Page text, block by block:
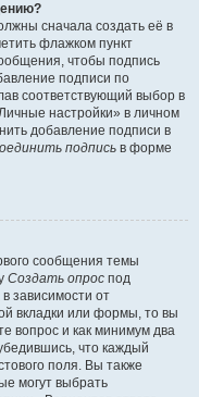
сначала создать её в
флажком пункт
чтобы подпись
подписи по
соответствующий выбор в
настройки» в личном
добавление подписи в
подпись в форме
сообщения темы
Создать опрос под
зависимости от
вкладки или формы, то вы
вопрос и как минимум два
что каждый
поля. Вы также
могут выбрать